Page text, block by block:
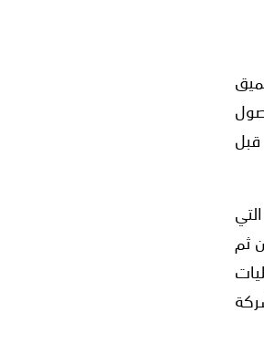
قبل
ثم